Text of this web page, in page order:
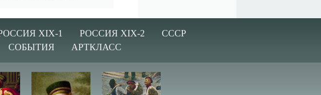
XIX-1 РОССИЯ XIX-2
СССР
СОБЫТИЯ АРТКЛАСС